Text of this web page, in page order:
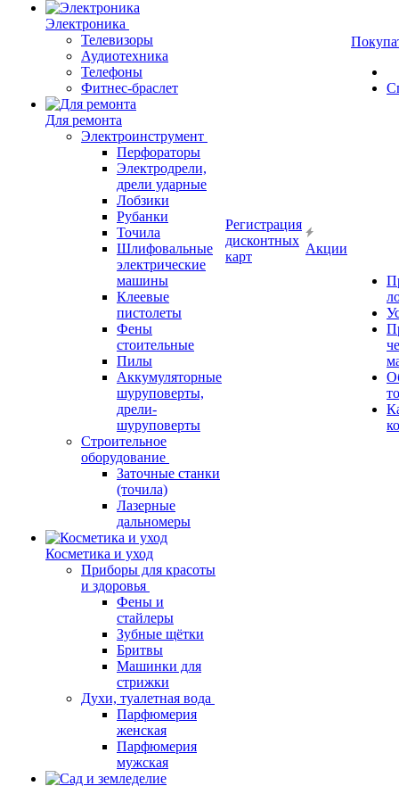
Электроника
Телевизоры
Аудиотехника
Телефоны
Фитнес-браслет
Для ремонта
Электроинструмент
Перфораторы
Электродрели,
дрели ударные
Лобзики
Рубанки
Точила
Шлифовальные
электрические
машины
Клеевые
пистолеты
Фены
стоительные
Пилы
Аккумуляторные
шуруповерты,
дрели-
шуруповерты
Строительное
оборудование
Заточные станки
(точила)
Лазерные
дальномеры
Косметика и уход
Приборы для красоты
и здоровья
Фены и
стайлеры
Зубные щётки
Бритвы
Машинки для
стрижки
Духи, туалетная вода
Парфюмерия
женская
Парфюмерия
мужская
Регистрация
дисконтных
карт
Акции